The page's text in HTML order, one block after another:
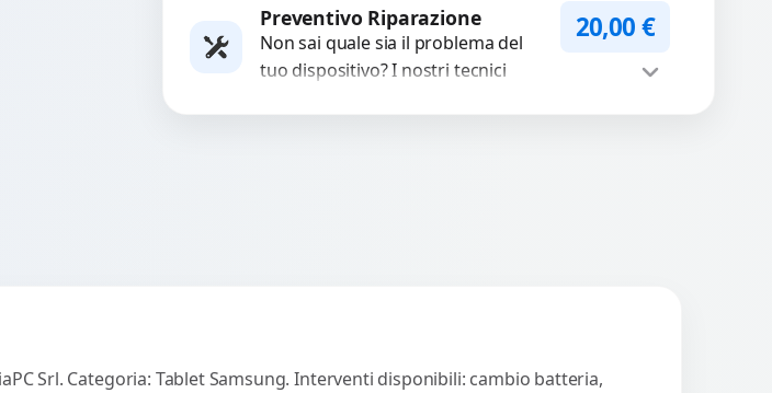
strumenti avanzati per
recuperare file importanti
in caso di...
Richiedi Preventivo
Preventivo Riparazione
Non sai quale sia il problema del
tuo dispositivo? I nostri tecnici
20,00€
Srl. Categoria: Tablet Samsung. Interventi disponibili: cambio batteria,